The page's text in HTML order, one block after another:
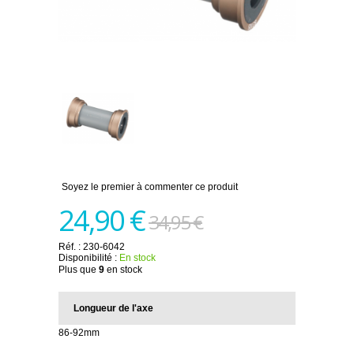
Soyez le premier à commenter ce produit
24,90 €34,95 €
Réf. : 230-6042
Disponibilité : En stock
Plus que 9 en stock
Longueur de l'axe
86-92mm